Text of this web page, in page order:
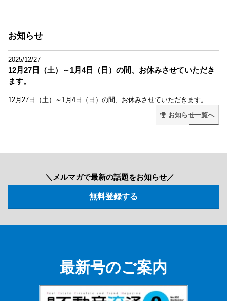
お知らせ
2025/12/27
12月27日（土）～1月4日（日）の間、お休みさせていただき
ます。
12月27日（土）～1月4日（日）の間、お休みさせていただきます。
お知らせ一覧へ
＼メルマガで最新の話題をお知らせ／
最新号のご案内